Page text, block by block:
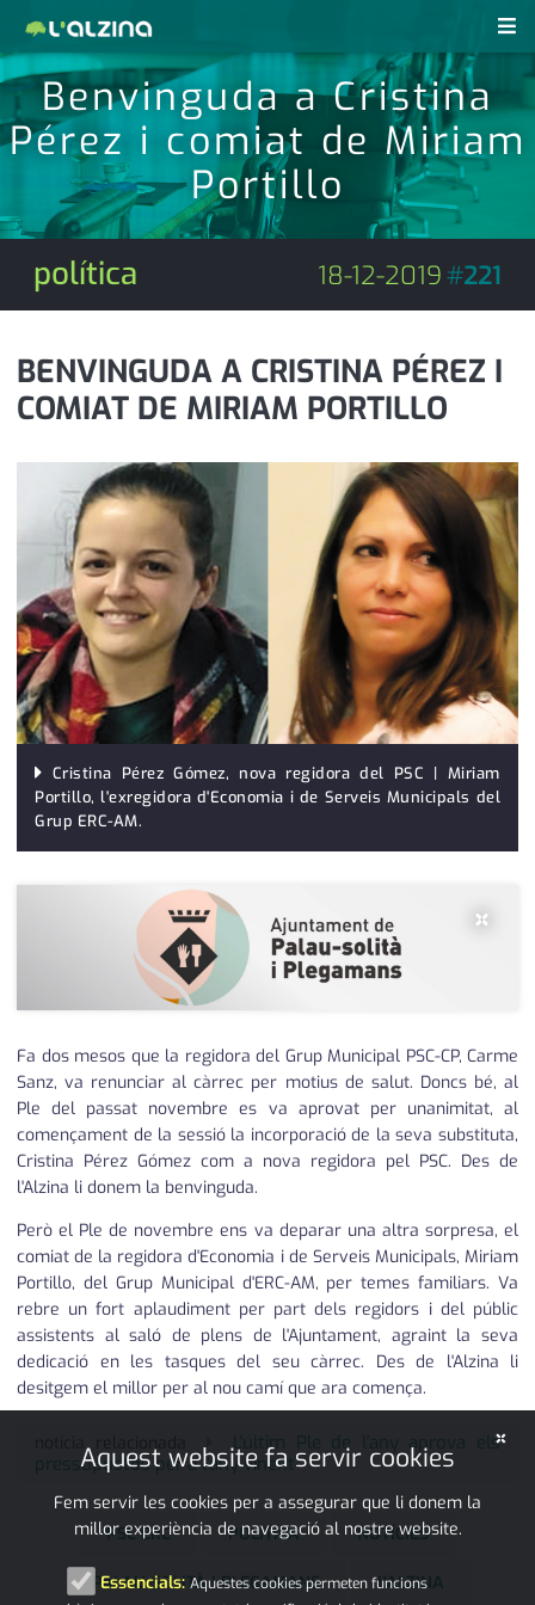
notícies
últimes notícies
activitats
agenda
empresa
esports
medi ambient
opinió
política
promo serveis
reportatge
societat
successos
urbanisme
editorial
revistes pdf
anunciants
contacte
telèfons
calendari
Benvinguda a Cristina
Pérez i comiat de Miriam
Portillo
política 18-12-2019#221
BENVINGUDA A CRISTINA PÉREZ I
COMIAT DE MIRIAM PORTILLO
Cristina Pérez Gómez, nova regidora del PSC | Miriam
Portillo, l'exregidora d'Economia i de Serveis Municipals del
Grup ERC-AM.
×
Fa dos mesos que la regidora del Grup Municipal PSC-CP, Carme
Sanz, va renunciar al càrrec per motius de salut. Doncs bé, al
Ple del passat novembre es va aprovat per unanimitat, al
començament de la sessió la incorporació de la seva substituta,
Cristina Pérez Gómez com a nova regidora pel PSC. Des de
l'Alzina li donem la benvinguda.
Però el Ple de novembre ens va deparar una altra sorpresa, el
comiat de la regidora d'Economia i de Serveis Municipals, Miriam
Portillo, del Grup Municipal d'ERC-AM, per temes familiars. Va
rebre un fort aplaudiment per part dels regidors i del públic
assistents al saló de plens de l'Ajuntament, agraint la seva
dedicació en les tasques del seu càrrec. Des de l'Alzina li
desitgem el millor per al nou camí que ara comença.
notícia relacionada
L'últim Ple de l'any aprova els
pressupostos per a l'any vinent
PSC ERC POLÍTICA NOTÍCIES
PALAU-SOLITÀ I PLEGAMANS L'ALZINA
×
Aquest website fa servir cookies
Fem servir les cookies per a assegurar que li donem la
millor experiència de navegació al nostre website.
Essencials: Aquestes cookies permeten funcions